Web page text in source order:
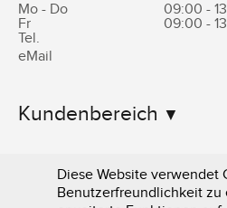
Mo - Do
09:00 -
Fr
09:00 -
Tel.
eMail
Kundenbereich
Informationen
Diese Website verwendet
Benutzerfreundlichkeit zu